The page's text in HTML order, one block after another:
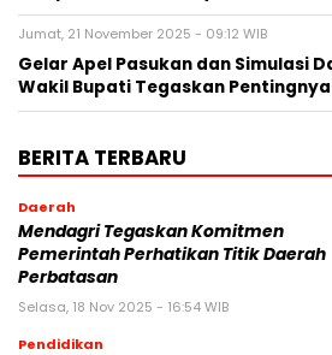
Jumat, 21 November 2025 - 09:12 WIB
Gelar Apel Pasukan dan Simulasi
Wakil Bupati Tegaskan
BERITA TERBARU
Daerah
Mendagri Tegaskan Komitmen
Pemerintah Perhatikan Titik Daerah
Perbatasan
Selasa, 18 Nov 2025 - 16:54 WIB
Pendidikan